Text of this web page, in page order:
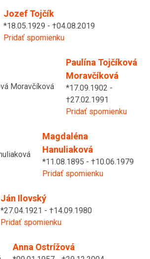
Jozef Tojčík
*18.05.1929 - †04.08.2019
Pridať spomienku
Paulína Tojčíková
Moravčíková
*17.09.1902 -
†27.02.1991
Pridať spomienku
Magdaléna
Hanuliaková
*11.08.1895 - †10.06.1979
Pridať spomienku
Ján Ilovský
*27.04.1921 - †14.09.1980
Pridať spomienku
Anna Ostrížová